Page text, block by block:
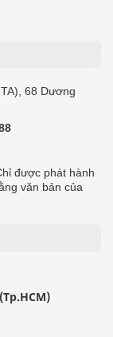
68 Dương
được phát hành
văn bản của